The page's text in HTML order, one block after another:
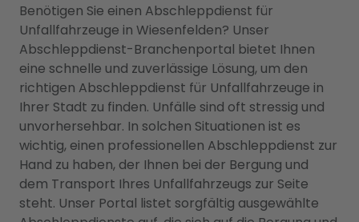
Benötigen Sie einen Abschleppdienst für
Unfallfahrzeuge in Wiesenfelden? Unser
Abschleppdienst-Branchenportal bietet Ihnen
eine schnelle und zuverlässige Lösung, um den
richtigen Abschleppdienst für Unfallfahrzeuge in
Ihrer Stadt zu finden. Unfälle sind oft stressig und
unvorhersehbar. In solchen Situationen ist es
wichtig, einen professionellen Abschleppdienst zur
Hand zu haben, der Ihnen bei der Bergung und
dem Transport Ihres Unfallfahrzeugs zur Seite
steht. Unser Portal listet sorgfältig ausgewählte